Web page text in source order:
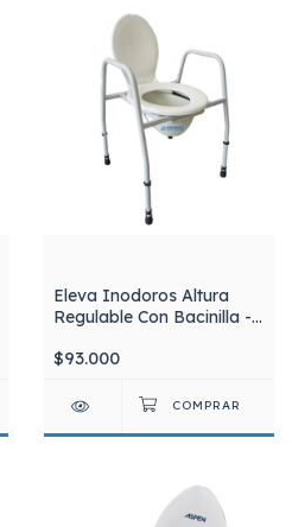
Eleva Inodoros Altura
Regulable Con Bacinilla -
$93.000